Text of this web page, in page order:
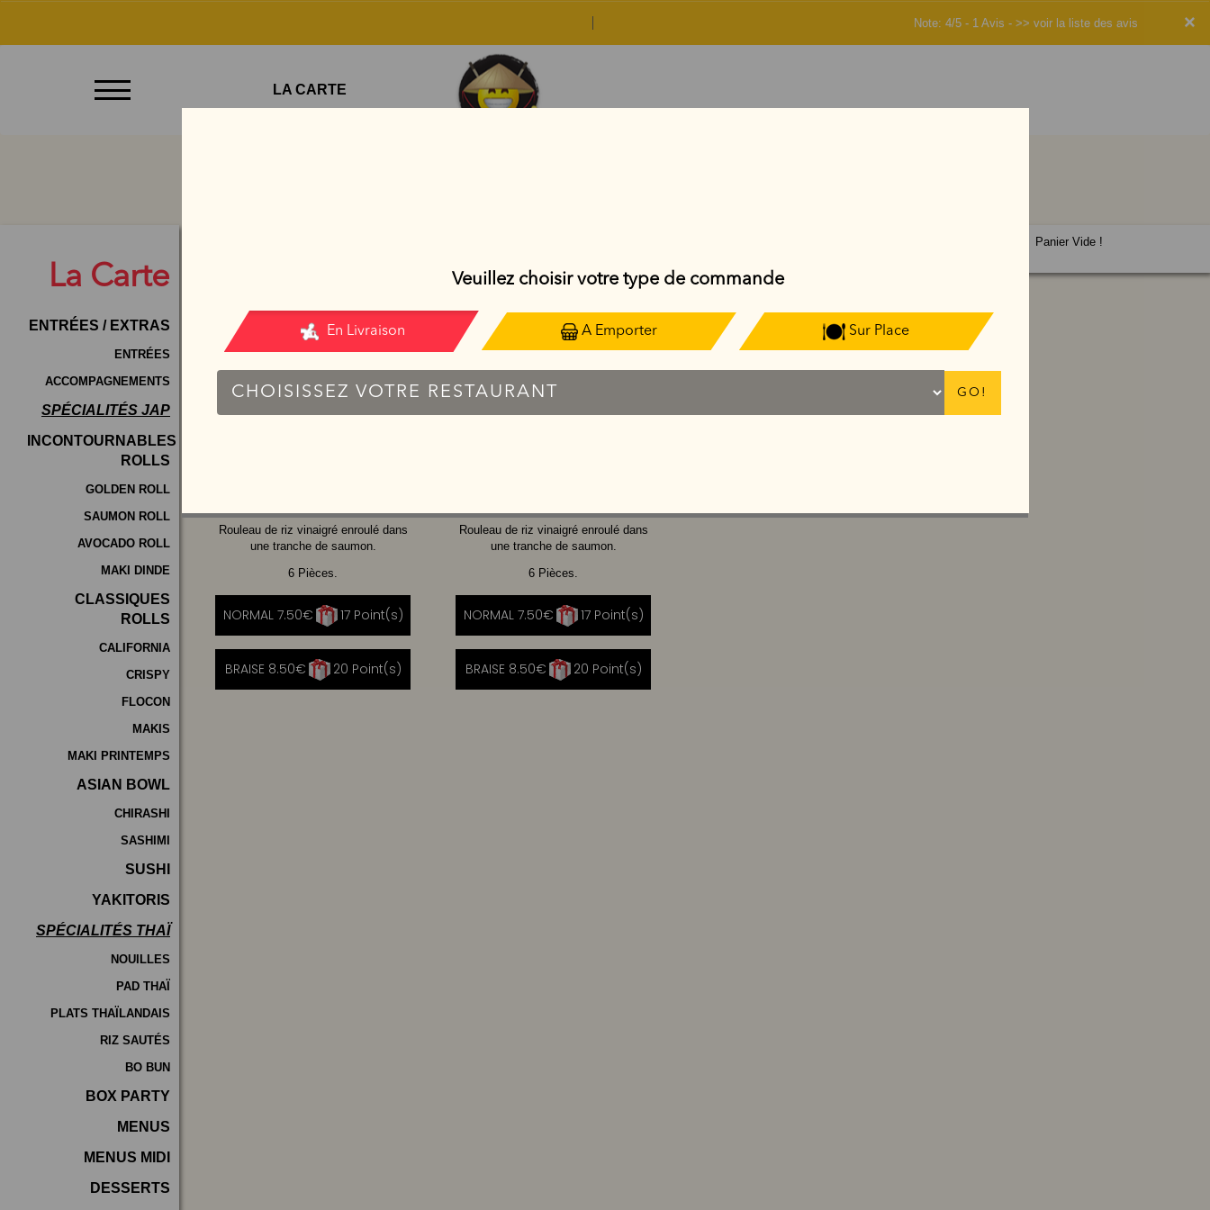
×
Note: 4/5 - 1 Avis - >> voir la liste des avis
Emporter
Contact
Mentions
Légales
Programme
De
Fidélité
Vos
Avis
de
LA CARTE
La Carte
ENTRÉES / EXTRAS
ENTRÉES
ACCOMPAGNEMENTS
SPÉCIALITÉS JAP
INCONTOURNABLES
ROLLS
GOLDEN ROLL
SAUMON ROLL
AVOCADO ROLL
MAKI DINDE
CLASSIQUES
ROLLS
CALIFORNIA
CRISPY
FLOCON
MAKIS
MAKI PRINTEMPS
ASIAN BOWL
CHIRASHI
SASHIMI
SUSHI
YAKITORIS
SPÉCIALITÉS THAÏ
NOUILLES
PAD THAÏ
PLATS THAÏLANDAIS
RIZ SAUTÉS
BO BUN
BOX PARTY
MENUS
MENUS MIDI
DESSERTS
Rouleau de riz vinaigré enroulé dans
une tranche de saumon.
6 Pièces.
NORMAL 7.50€ 17 Point(s)
BRAISE 8.50€ 20 Point(s)
Rouleau de riz vinaigré enroulé dans
une tranche de saumon.
6 Pièces.
NORMAL 7.50€ 17 Point(s)
BRAISE 8.50€ 20 Point(s)
Panier Vide !